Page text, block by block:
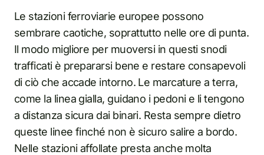
Le stazioni ferroviarie europee possono
sembrare caotiche, soprattutto nelle ore di punta.
Il modo migliore per muoversi in questi snodi
trafficati è prepararsi bene e restare consapevoli
di ciò che accade intorno. Le marcature a terra,
come la linea gialla, guidano i pedoni e li tengono
a distanza sicura dai binari. Resta sempre dietro
queste linee finché non è sicuro salire a bordo.
Nelle stazioni affollate presta anche molta